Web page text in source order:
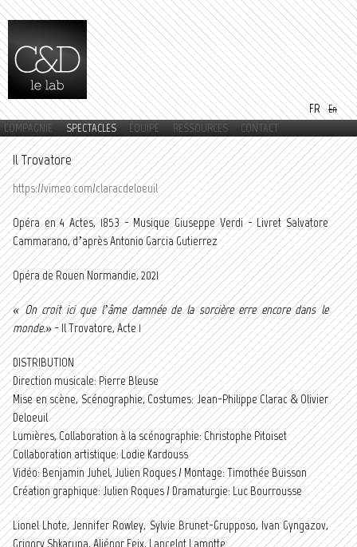
Aller au
contenu
principal
FR En
Menu principal
COMPAGNIE SPECTACLES ÉQUIPE RESSOURCES CONTACT
Il Trovatore
https://vimeo.com/claracdeloeuil
Opéra en 4 Actes, 1853 - Musique Giuseppe Verdi - Livret Salvatore
Cammarano, d’après Antonio Garci­a Gutierrez
Opéra de Rouen Normandie, 2021
« On croit ici que l’âme damnée de la sorcière erre encore dans le
monde.» - Il Trovatore, Acte 1
DISTRIBUTION
Direction musicale: Pierre Bleuse
Mise en scène, Scénographie, Costumes: Jean-Philippe Clarac & Olivier
Deloeuil
Lumières, Collaboration à la scénographie: Christophe Pitoiset
Collaboration artistique: Lodie Kardouss
Vidéo: Benjamin Juhel, Julien Roques / Montage: Timothée Buisson
Création graphique: Julien Roques / Dramaturgie: Luc Bourrousse
Lionel Lhote, Jennifer Rowley, Sylvie Brunet-Grupposo, Ivan Gyngazov,
Grigory Shkarupa, Aliénor Feix, Lancelot Lamotte